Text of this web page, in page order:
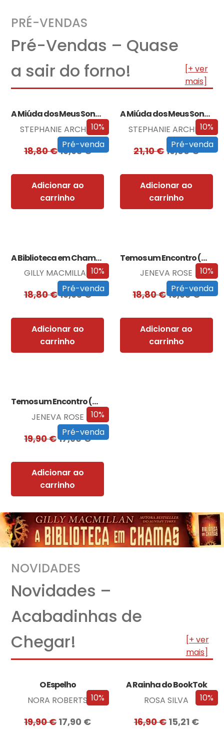
PRÉ-VENDAS
Pré-Vendas – Quase
a sair do forno!
[+ ver
mais]
10%
Pré-venda
A Miúda dos Meus Sonhos
STEPHANIE ARCHER
18,80€16,93€
Adicionar ao
carrinho
10%
Pré-venda
A Miúda dos Meus Sonhos – Edição…
STEPHANIE ARCHER
21,10€19,00€
Adicionar ao
carrinho
10%
Pré-venda
A Biblioteca em Chamas
GILLY MACMILLAN
18,80€16,93€
Adicionar ao
carrinho
10%
Pré-venda
Temos um Encontro (Outra Vez)
JENEVA ROSE
18,80€16,93€
Adicionar ao
carrinho
10%
Pré-venda
Temos um Encontro (Outra Vez) – Edição…
JENEVA ROSE
19,90€17,90€
Adicionar ao
carrinho
NOVIDADES
Novidades –
Acabadinhas de
Chegar!
[+ ver
mais]
10%
O Espelho
NORA ROBERTS
19,90€17,90 €
10%
A Rainha do BookTok
ROSA SILVA
16,90€ 15,21 €